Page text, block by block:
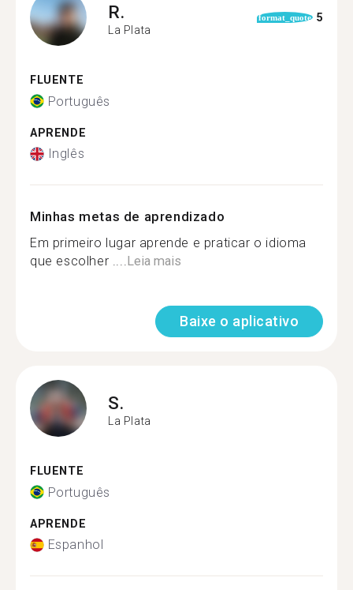
R.
La Plata
format_quote 5
FLUENTE
Português
APRENDE
Inglês
Minhas metas de aprendizado
Em primeiro lugar aprende e praticar o idioma
que escolher ....Leia mais
Baixe o aplicativo
S.
La Plata
FLUENTE
Português
APRENDE
Espanhol